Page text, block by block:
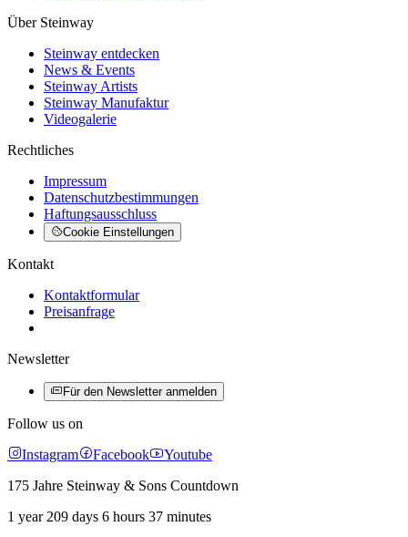
Über Steinway
Steinway entdecken
News & Events
Steinway Artists
Steinway Manufaktur
Videogalerie
Rechtliches
Impressum
Datenschutzbestimmungen
Haftungsausschluss
Cookie Einstellungen
Kontakt
Kontaktformular
Preisanfrage
Newsletter
Für den Newsletter anmelden
Follow us on
Instagram
Facebook
Youtube
175 Jahre Steinway & Sons Countdown
1 year 209 days 6 hours 37 minutes